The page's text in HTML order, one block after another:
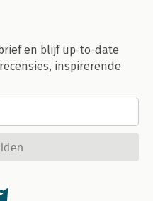
en blijf up-to-date
inspirerende